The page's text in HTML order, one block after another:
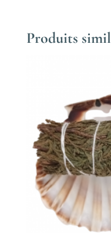
Produits